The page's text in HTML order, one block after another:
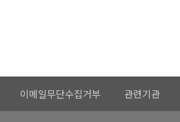
이메일무단수집거부 관련기관